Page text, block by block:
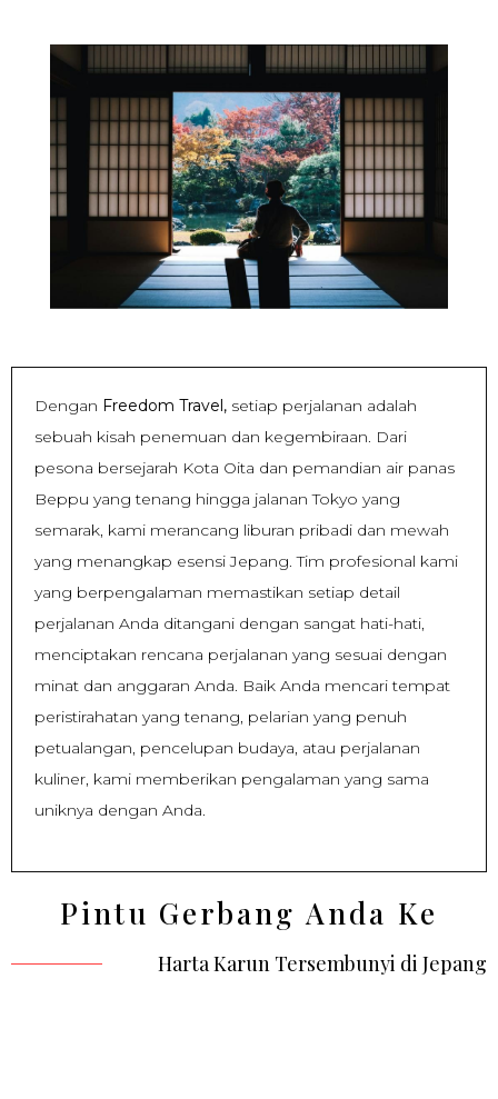
Dengan Freedom Travel, setiap perjalanan adalah
sebuah kisah penemuan dan kegembiraan. Dari
pesona bersejarah Kota Oita dan pemandian air panas
Beppu yang tenang hingga jalanan Tokyo yang
semarak, kami merancang liburan pribadi dan mewah
yang menangkap esensi Jepang. Tim profesional kami
yang berpengalaman memastikan setiap detail
perjalanan Anda ditangani dengan sangat hati-hati,
menciptakan rencana perjalanan yang sesuai dengan
minat dan anggaran Anda. Baik Anda mencari tempat
peristirahatan yang tenang, pelarian yang penuh
petualangan, pencelupan budaya, atau perjalanan
kuliner, kami memberikan pengalaman yang sama
uniknya dengan Anda.
Pintu Gerbang Anda Ke
Harta Karun Tersembunyi di Jepang